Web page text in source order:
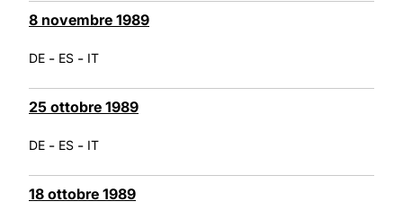
8 novembre 1989
DE - ES - IT
25 ottobre 1989
DE - ES - IT
18 ottobre 1989